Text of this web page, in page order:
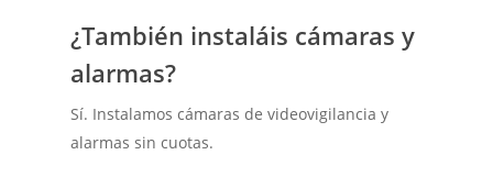
¿También instaláis cámaras y
alarmas?
Sí. Instalamos cámaras de videovigilancia y
alarmas sin cuotas.